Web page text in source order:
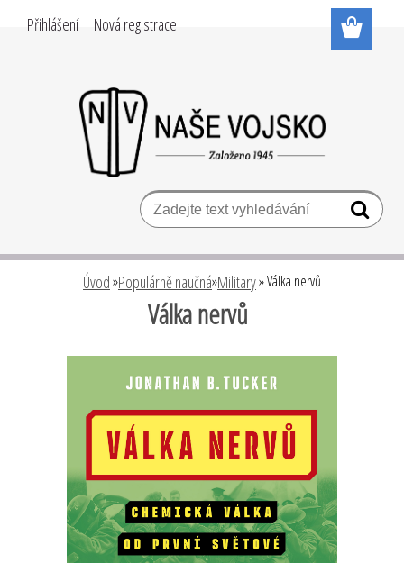
Přihlášení Nová registrace
Úvod»Populárně naučná»Military»Válka nervů
Válka nervů